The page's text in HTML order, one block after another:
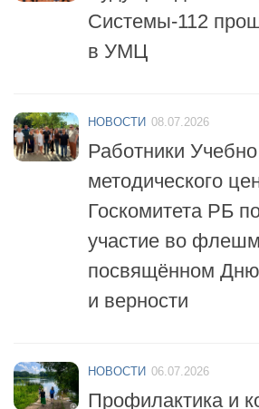
Системы-112
в УМЦ
НОВОСТИ 08.07.2026
Работники
методического
Госкомитета РБ
участие во
посвящённом
и верности
НОВОСТИ 06.07.2026
Профилактика и